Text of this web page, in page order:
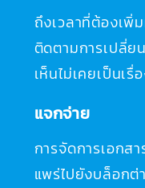
ถึงเวลาที่ต้องเพิ่
ติดตามการเปลี่ย
เห็นไม่เคยเป็นเ
แจกจ่าย
การจัดการเอกส
แพร่ไปยังบล็อกต่